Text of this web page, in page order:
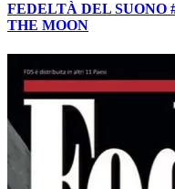
FEDELTÀ DEL SUONO
THE MOON